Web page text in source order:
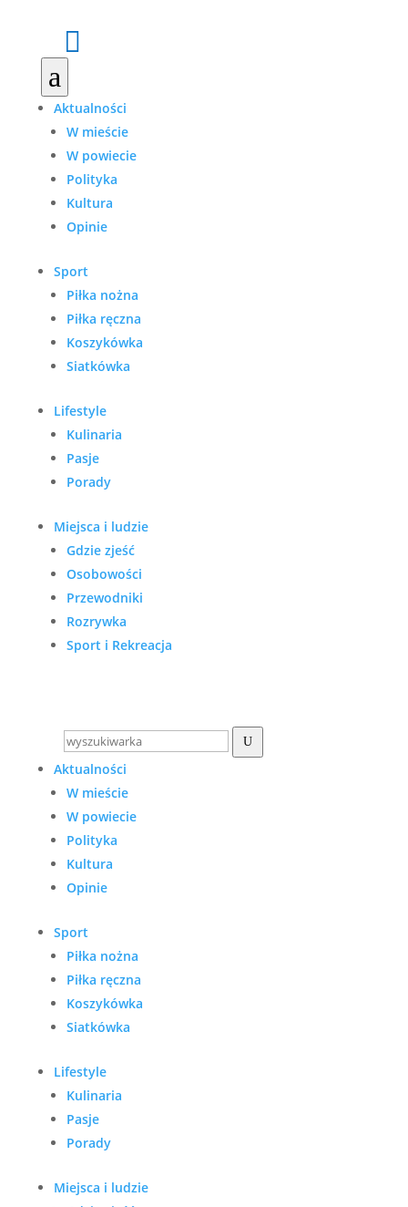

a
Aktualności
W mieście
W powiecie
Polityka
Kultura
Opinie
Sport
Piłka nożna
Piłka ręczna
Koszykówka
Siatkówka
Lifestyle
Kulinaria
Pasje
Porady
Miejsca i ludzie
Gdzie zjeść
Osobowości
Przewodniki
Rozrywka
Sport i Rekreacja
U
Aktualności
W mieście
W powiecie
Polityka
Kultura
Opinie
Sport
Piłka nożna
Piłka ręczna
Koszykówka
Siatkówka
Lifestyle
Kulinaria
Pasje
Porady
Miejsca i ludzie